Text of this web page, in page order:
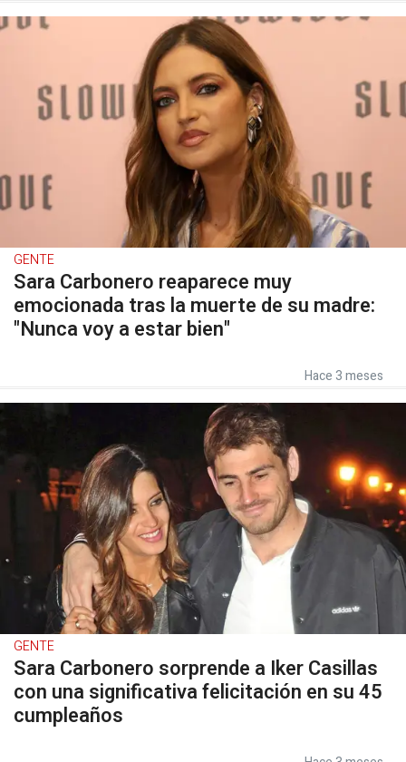
GENTE
Sara Carbonero reaparece muy
emocionada tras la muerte de su madre:
"Nunca voy a estar bien"
Hace 3 meses
GENTE
Sara Carbonero sorprende a Iker Casillas
con una significativa felicitación en su 45
cumpleaños